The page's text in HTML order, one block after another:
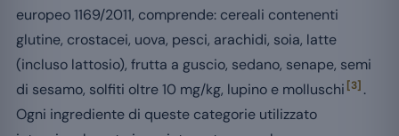
europeo 1169/2011, comprende: cereali contenenti
glutine, crostacei, uova, pesci, arachidi, soia, latte
(incluso lattosio), frutta a guscio, sedano, senape, semi
di sesamo, solfiti oltre 10 mg/kg, lupino e molluschi [3] .
Ogni ingrediente di queste categorie utilizzato